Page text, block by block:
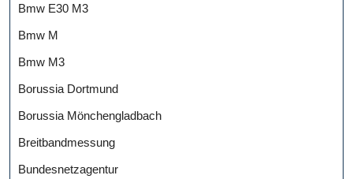
Bmw E30 M3
Bmw M
Bmw M3
Borussia Dortmund
Borussia Mönchengladbach
Breitbandmessung
Bundesnetzagentur